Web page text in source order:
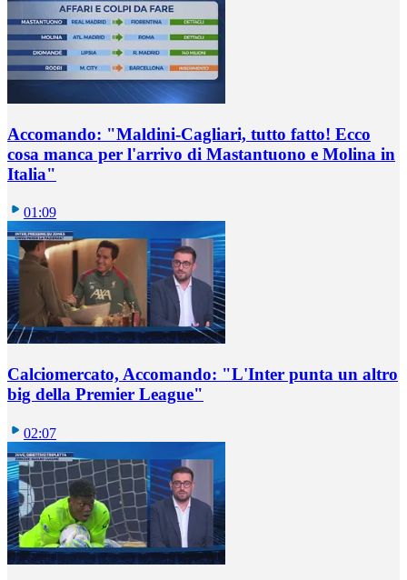
Accomando: "Maldini-Cagliari, tutto fatto! Ecco
cosa manca per l'arrivo di Mastantuono e Molina in
Italia"
01:09
Calciomercato, Accomando: "L'Inter punta un altro
big della Premier League"
02:07